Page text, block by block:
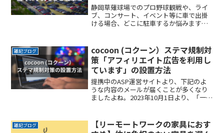
静岡草薙球場でのプロ野球観戦や、ライ
ブ、コンサート、イベント等に車で出掛
ける場合、どこに駐車するか悩みますよ
探すのに時間をかけたくない自由に入出
庫がしたい帰りは渋滞を避ReadMore...
雑記ブログ
cocoon (コクーン）ステマ規制対
策「アフィリエイト広告を利用し
ています」の設置方法
提携中のASP運営サイトより、下記のよ
うな内容のメールが届くことが多くなり
ましたよね。2023年10月1日より、「一般
費者による自主的かつ合理的な選択を阻
害するおそれReadMore...
雑記ブログ
【リーモートワークの家具におす